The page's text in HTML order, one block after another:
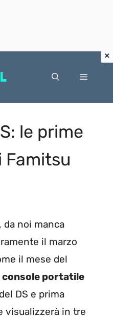
Menu
le prime
Famitsu
da noi manca
il marzo
il mese del
console portatile
DS e prima
visualizzerà in tre